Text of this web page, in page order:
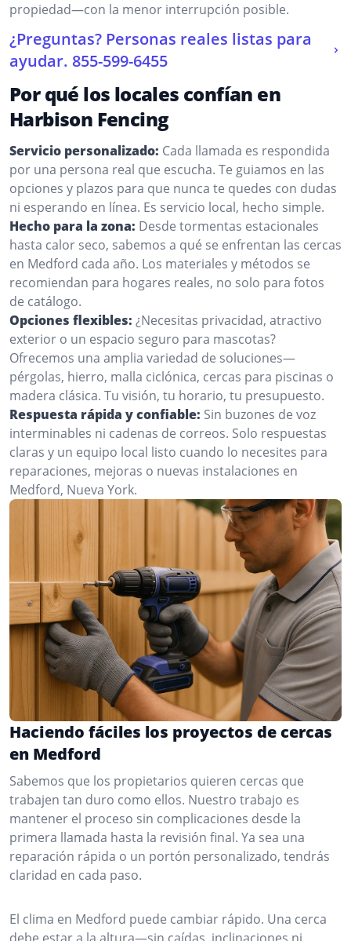
propiedad—con la menor interrupción posible.
¿Preguntas? Personas reales listas para
ayudar. 855-599-6455
Por qué los locales confían en
Harbison Fencing
Servicio personalizado: Cada llamada es respondida
por una persona real que escucha. Te guiamos en las
opciones y plazos para que nunca te quedes con dudas
ni esperando en línea. Es servicio local, hecho simple.
Hecho para la zona: Desde tormentas estacionales
hasta calor seco, sabemos a qué se enfrentan las cercas
en Medford cada año. Los materiales y métodos se
recomiendan para hogares reales, no solo para fotos
de catálogo.
Opciones flexibles: ¿Necesitas privacidad, atractivo
exterior o un espacio seguro para mascotas?
Ofrecemos una amplia variedad de soluciones—
pérgolas, hierro, malla ciclónica, cercas para piscinas o
madera clásica. Tu visión, tu horario, tu presupuesto.
Respuesta rápida y confiable: Sin buzones de voz
interminables ni cadenas de correos. Solo respuestas
claras y un equipo local listo cuando lo necesites para
reparaciones, mejoras o nuevas instalaciones en
Medford, Nueva York.
Haciendo fáciles los proyectos de cercas
en Medford
Sabemos que los propietarios quieren cercas que
trabajen tan duro como ellos. Nuestro trabajo es
mantener el proceso sin complicaciones desde la
primera llamada hasta la revisión final. Ya sea una
reparación rápida o un portón personalizado, tendrás
claridad en cada paso.
El clima en Medford puede cambiar rápido. Una cerca